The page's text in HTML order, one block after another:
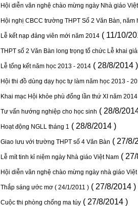
Hội diễn văn nghệ chào mừng ngày Nhà giáo
Hội nghị CBCC trường THPT Số 2 Văn Bàn, năm
Lễ kết nạp đảng viên mới năm 2014 ( 11/10/
THPT số 2 Văn Bàn long trọng tổ chức Lễ khai
Lễ tổng kết năm học 2013 - 2014 ( 28/8/2014 )
Hội thi đồ dùng dạy học tự làm năm học 2013 -
Khai mạc Hội khỏe phù đổng lần thứ XI năm 2014
Tư vấn hướng nghiệp cho học sinh ( 28/8/
Hoạt động NGLL tháng 1 ( 28/8/2014 )
Giao lưu với trường THPT số 4 Văn Bàn ( 27/8/
Lễ mít tinh kỉ niệm ngày Nhà giáo Việt Nam (
Hội diễn văn nghệ chào mừng ngày nhà giáo
Thắp sáng ước mơ ( 24/1/2011 ) ( 27/8/2014 )
Cuộc thi phòng chống ma túy ( 27/8/2014 )